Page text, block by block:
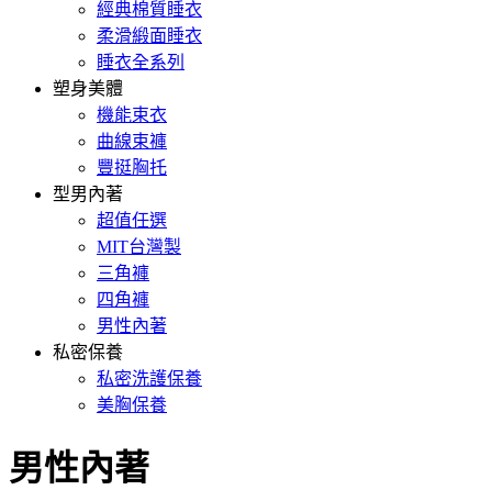
經典棉質睡衣
柔滑緞面睡衣
睡衣全系列
塑身美體
機能束衣
曲線束褲
豐挺胸托
型男內著
超值任選
MIT台灣製
三角褲
四角褲
男性內著
私密保養
私密洗護保養
美胸保養
男性內著